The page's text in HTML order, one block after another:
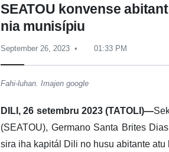
SEATOU konvense
nia munisípiu
September 26, 2023 01:33 PM
Fahi-luhan. Imajen google
DILI, 26 setembru 2023 (TATOLI)—
(SEATOU), Germano Santa Brites
sira iha kapitál Dili no husu abitante